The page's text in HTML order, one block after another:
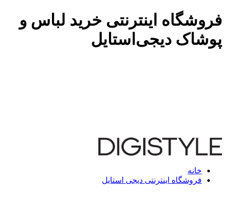
فروشگاه اینترنتی خرید لباس و
پوشاک دیجی‌استایل
خانه
فروشگاه اینترنتی دیجی استایل